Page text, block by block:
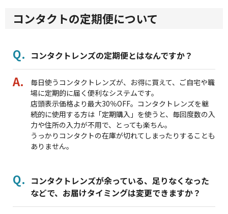
コンタクトの定期便について
コンタクトレンズの定期便とはなんですか？
毎日使うコンタクトレンズが、お得に買えて、ご自宅や職
場に定期的に届く便利なシステムです。
店頭表示価格より最大30％OFF。コンタクトレンズを継
続的に使用する方は「定期購入」を使うと、毎回度数の入
力や住所の入力が不用で、とっても楽ちん。
うっかりコンタクトの在庫が切れてしまったりすることも
ありません。
コンタクトレンズが余っている、足りなくなった
などで、お届けタイミングは変更できますか？